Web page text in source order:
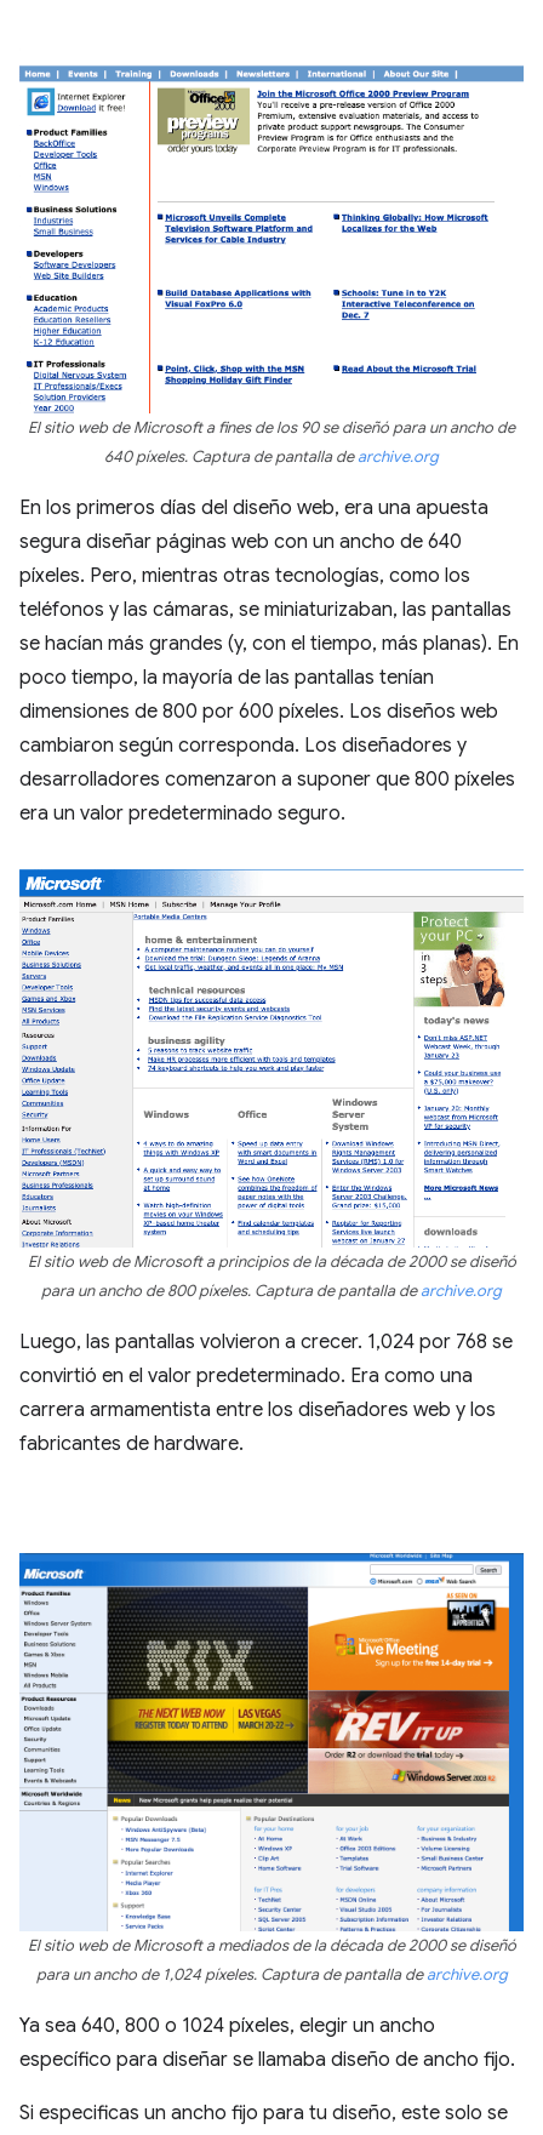
El sitio web de Microsoft a fines de los 90 se diseñó para un ancho de
640 píxeles. Captura de pantalla dearchive.org
En los primeros días del diseño web, era una apuesta
segura diseñar páginas web con un ancho de 640
píxeles. Pero, mientras otras tecnologías, como los
teléfonos y las cámaras, se miniaturizaban, las pantallas
se hacían más grandes (y, con el tiempo, más planas). En
poco tiempo, la mayoría de las pantallas tenían
dimensiones de 800 por 600 píxeles. Los diseños web
cambiaron según corresponda. Los diseñadores y
desarrolladores comenzaron a suponer que 800 píxeles
era un valor predeterminado seguro.
El sitio web de Microsoft a principios de la década de 2000 se diseñó
para un ancho de 800 píxeles. Captura de pantalla dearchive.org
Luego, las pantallas volvieron a crecer. 1,024 por 768 se
convirtió en el valor predeterminado. Era como una
carrera armamentista entre los diseñadores web y los
fabricantes de hardware.
El sitio web de Microsoft a mediados de la década de 2000 se diseñó
para un ancho de 1,024 píxeles. Captura de pantalla dearchive.org
Ya sea 640, 800 o 1024 píxeles, elegir un ancho
específico para diseñar se llamaba diseño de ancho fijo.
Si especificas un ancho fijo para tu diseño, este solo se